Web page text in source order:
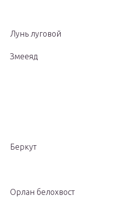
Лунь луговой
Змееяд
Беркут
Орлан белохвост